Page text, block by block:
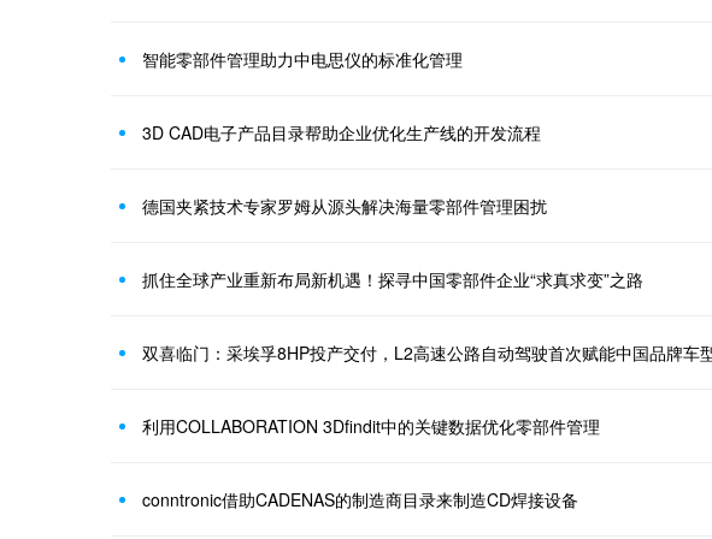
智能零部件管理助力中电思仪的标准化管理
3D CAD电子产品目录帮助企业优化生产线的开发流程
德国夹紧技术专家罗姆从源头解决海量零部件管理困扰
抓住全球产业重新布局新机遇！探寻中国零部件企业“求真求变”之路
双喜临门：采埃孚8HP投产交付，L2高速公路自动驾驶首次赋能中国品牌车
利用COLLABORATION 3Dfindit中的关键数据优化零部件管理
conntronic借助CADENAS的制造商目录来制造CD焊接设备